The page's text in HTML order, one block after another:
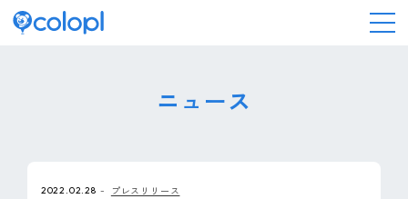
ニュース
2022.02.28 プレスリリース